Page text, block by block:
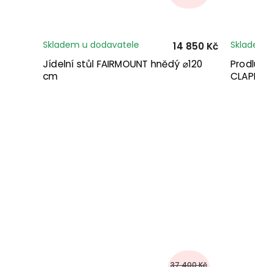
Jídelní stůl FAIRMOUNT hnědý ⌀120
cm
Skladem u dodavatele 14 850 Kč